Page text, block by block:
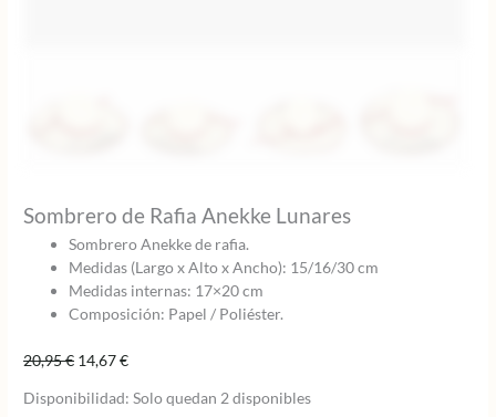
Sombrero de Rafia Anekke Lunares
Sombrero Anekke de rafia.
Medidas (Largo x Alto x Ancho): 15/16/30 cm
Medidas internas: 17×20 cm
Composición: Papel / Poliéster.
20,95€ El
original
14,67€El
actual
Disponibilidad: Solo quedan 2 disponibles